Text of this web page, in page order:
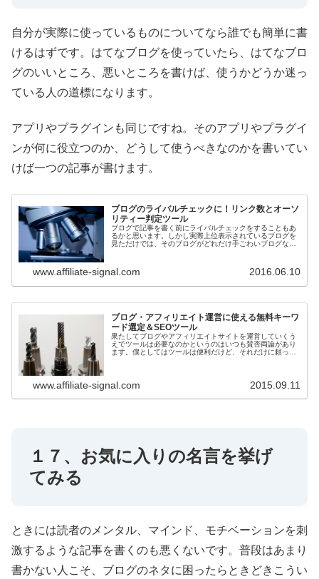
自分が実際に使っているものについてなら誰でも簡単に書
けるはずです。はてなブログを使っていたら、はてなブロ
グのいいところ、悪いところを書けば、使うかどうか迷っ
ている人の道標になります。
アプリやプラグインも同じですね。そのアプリやプラグイ
ンが何に役立つのか、どうして使うべきなのかを書いてい
けば一つの記事が書けます。
ブログのライバルチェックに！リンク数とオーソ
リティー判定ツール
ブログで記事を書く前にライバルチェックをすることもあ
るかと思います。しかし実際上位表示されているブログを
見ただけでは、そのブログがどれだけ手ごわいブログなの
www.affiliate-signal.com 2016.06.10
ブログ・アフィリエイト運営に使える無料キーワ
ード選定＆SEOツール
果たしてブログやアフィリエイトサイトを運営していくう
えでツールは必要なのかというのはいつも賛否両論があり
ます。僕としてはツールは便利だけど、それだけに頼った
www.affiliate-signal.com 2015.09.11
１７、お気に入りの名言を挙げ
てみる
ときには読者のメンタル、マインド、モチベーションを刺
激するような記事を書くのも悪くないです。普段はあまり
書かない人こそ、ブログのネタに困ったらときどきこうい